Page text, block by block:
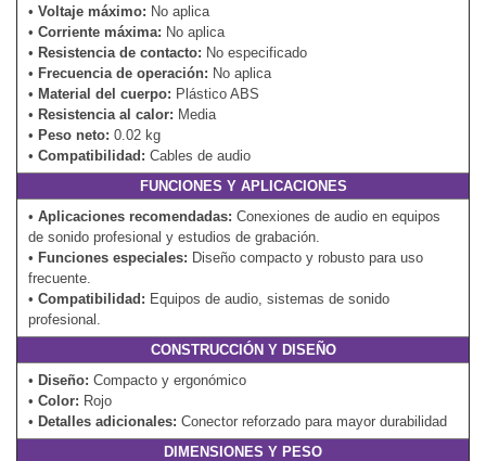
• Voltaje máximo: No aplica
• Corriente máxima: No aplica
• Resistencia de contacto: No especificado
• Frecuencia de operación: No aplica
• Material del cuerpo: Plástico ABS
• Resistencia al calor: Media
• Peso neto: 0.02 kg
• Compatibilidad: Cables de audio
FUNCIONES Y APLICACIONES
• Aplicaciones recomendadas: Conexiones de audio en equipos
de sonido profesional y estudios de grabación.
• Funciones especiales: Diseño compacto y robusto para uso
frecuente.
• Compatibilidad: Equipos de audio, sistemas de sonido
profesional.
CONSTRUCCIÓN Y DISEÑO
• Diseño: Compacto y ergonómico
• Color: Rojo
• Detalles adicionales: Conector reforzado para mayor durabilidad
DIMENSIONES Y PESO